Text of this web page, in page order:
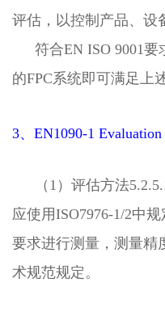
评估，以控制产品、设
符合EN ISO 9001
的FPC系统即可满足上
3、EN1090-1 Evaluation
（1）评估方法
应使用ISO7976-1/2中
要求进行测量，测量精
术规范规定。